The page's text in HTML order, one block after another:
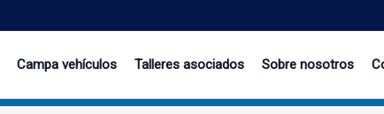
Campa vehículos Talleres asociados Sobre nosotros